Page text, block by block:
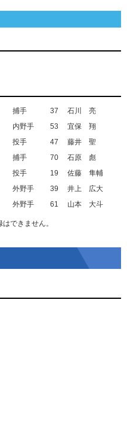
捕手 37
石川 亮
内野手 53
宜保 翔
投手 47
藤井 聖
捕手 70
石原 彪
投手 19
佐藤 隼輔
外野手 39
井上 広大
外野手 61 山本 大斗
できません。